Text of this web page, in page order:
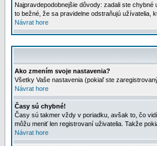
Najpravdepodobnejšie dôvody: zadali ste
to bežné, že sa pravidelne odstraňujú užívatelia,
Návrat hore
Ako zmením svoje nastavenia?
Všetky Vaše nastavenia (pokiaľ ste
Návrat hore
Časy sú chybné!
Časy sú takmer vždy v poriadku, avšak to, čo
môžu meniť len registrovaní uživatelia. Takže
Návrat hore